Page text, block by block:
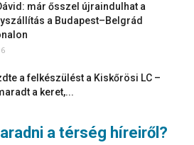
a térség híreiről?
már ősszel újraindulhat a
a Budapest–Belgrád
a felkészülést a Kiskőrösi LC –
a keret,...